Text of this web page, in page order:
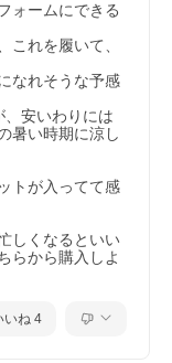
ォームにできる
これを履いて、
なれそうな予感
安いわりには
暑い時期に涼し
トが入ってて感
しくなるといい
らから購入しよ
いね 4